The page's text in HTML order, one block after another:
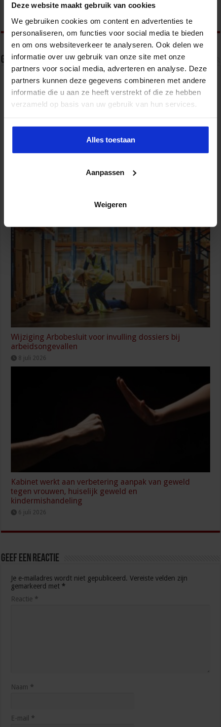
Deze website maakt gebruik van cookies
We gebruiken cookies om content en advertenties te
personaliseren, om functies voor social media te bieden
en om ons websiteverkeer te analyseren. Ook delen we
informatie over uw gebruik van onze site met onze
partners voor social media, adverteren en analyse. Deze
partners kunnen deze gegevens combineren met andere
informatie die u aan ze heeft verstrekt of die ze hebben
verzameld op basis van uw gebruik van hun services.
Alles toestaan
Aanpassen
Weigeren
& RO, zorg, bouw & infra en overheid.
Gerelateerde Artikelen
bescherming voor kinderen en gezinnen
Wijziging Arbobesluit voor invulling dossiers bij
arbeidsongevallen
8 juli 2026
Kabinet werkt aan verbetering aanpak van geweld
tegen vrouwen, huiselijk geweld en
kindermishandeling
6 juli 2026
Geef een reactie
Je e-mailadres wordt niet gepubliceerd. Vereiste velden zijn
gemarkeerd met *
Reactie *
Naam *
E-mail *